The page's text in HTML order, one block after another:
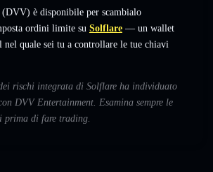
è disponibile per scambialo
ordini limite su Solflare — un wallet
nel quale sei tu a controllare le tue chiavi
rischi integrata di Solflare ha individuato
DVV Entertainment. Esamina sempre le
prima di fare trading.